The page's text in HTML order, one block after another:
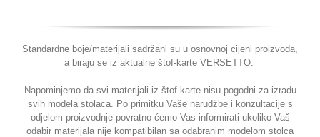
Standardne boje/materijali sadržani su u osnovnoj cijeni proizvoda,
a biraju se iz aktualne štof-karte VERSETTO.
Napominjemo da svi materijali iz štof-karte nisu pogodni za izradu
svih modela stolaca. Po primitku Vaše narudžbe i konzultacije s
odjelom proizvodnje povratno ćemo Vas informirati ukoliko Vaš
odabir materijala nije kompatibilan sa odabranim modelom stolca